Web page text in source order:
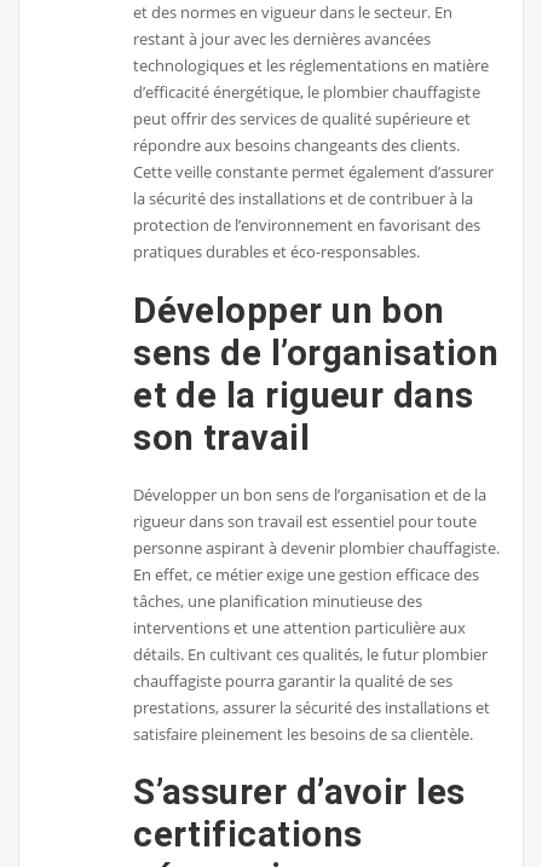
et des normes en vigueur dans le secteur. En
restant à jour avec les dernières avancées
technologiques et les réglementations en matière
d’efficacité énergétique, le plombier chauffagiste
peut offrir des services de qualité supérieure et
répondre aux besoins changeants des clients.
Cette veille constante permet également d’assurer
la sécurité des installations et de contribuer à la
protection de l’environnement en favorisant des
pratiques durables et éco-responsables.
Développer un bon
sens de l’organisation
et de la rigueur dans
son travail
Développer un bon sens de l’organisation et de la
rigueur dans son travail est essentiel pour toute
personne aspirant à devenir plombier chauffagiste.
En effet, ce métier exige une gestion efficace des
tâches, une planification minutieuse des
interventions et une attention particulière aux
détails. En cultivant ces qualités, le futur plombier
chauffagiste pourra garantir la qualité de ses
prestations, assurer la sécurité des installations et
satisfaire pleinement les besoins de sa clientèle.
S’assurer d’avoir les
certifications